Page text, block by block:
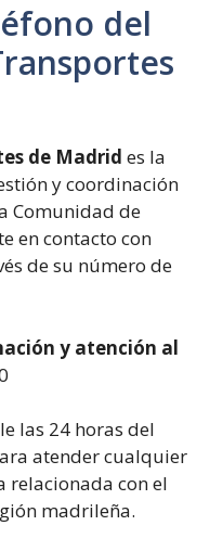
del
de Madrid es la
y coordinación
Comunidad de
en contacto con
de su número de
y atención al
las 24 horas del
atender cualquier
relacionada con el
madrileña.